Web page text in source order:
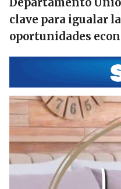
clave para igualar
oportunidades